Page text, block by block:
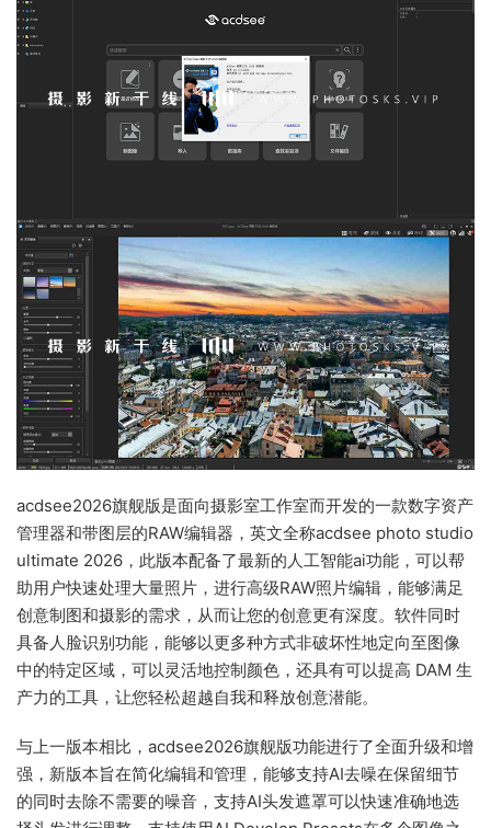
acdsee2026旗舰版是面向摄影室工作室而开发的一款数字资产
管理器和带图层的RAW编辑器，英文全称acdsee photo studio
ultimate 2026，此版本配备了最新的人工智能ai功能，可以帮
助用户快速处理大量照片，进行高级RAW照片编辑，能够满足
创意制图和摄影的需求，从而让您的创意更有深度。软件同时
具备人脸识别功能，能够以更多种方式非破坏性地定向至图像
中的特定区域，可以灵活地控制颜色，还具有可以提高 DAM 生
产力的工具，让您轻松超越自我和释放创意潜能。
与上一版本相比，acdsee2026旗舰版功能进行了全面升级和增
强，新版本旨在简化编辑和管理，能够支持AI去噪在保留细节
的同时去除不需要的噪音，支持AI头发遮罩可以快速准确地选